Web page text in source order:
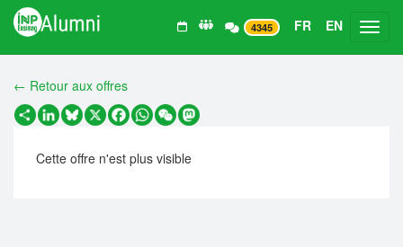
4345 FR EN
← Retour aux offres
PartagerLinkedIn
Bluesky
X Facebook
WhatsApp
WeChatMastodon
Cette offre n'est plus visible